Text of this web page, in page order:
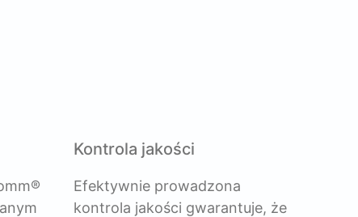
Kontrola jakości
Efektywnie prowadzona
kontrola jakości gwarantuje, że